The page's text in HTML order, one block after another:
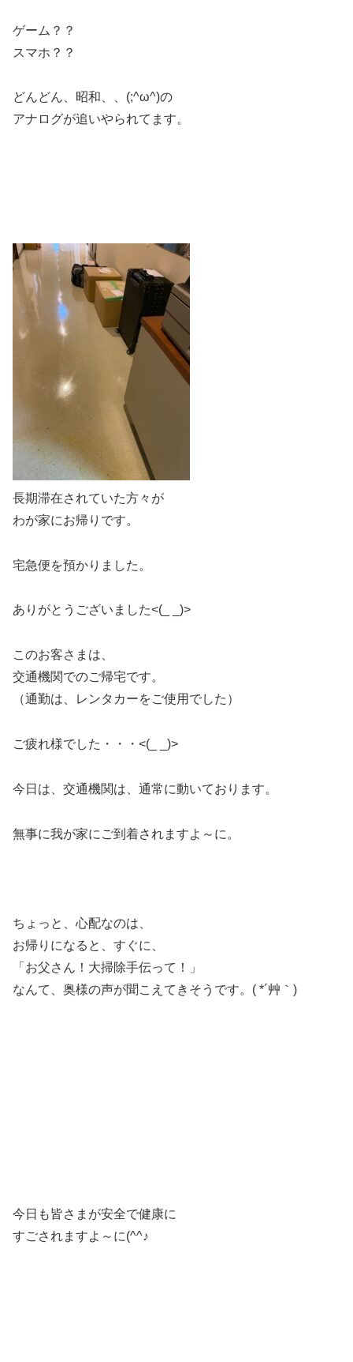
ゲーム？？
スマホ？？
どんどん、昭和、、(;^ω^)の
アナログが追いやられてます。
長期滞在されていた方々が
わが家にお帰りです。
宅急便を預かりました。
ありがとうございました<(_ _)>
このお客さまは、
交通機関でのご帰宅です。
（通勤は、レンタカーをご使用でした）
ご疲れ様でした・・・<(_ _)>
今日は、交通機関は、通常に動いております。
無事に我が家にご到着されますよ～に。
ちょっと、心配なのは、
お帰りになると、すぐに、
「お父さん！大掃除手伝って！」
なんて、奥様の声が聞こえてきそうです。( *´艸｀)
今日も皆さまが安全で健康に
すごされますよ～に(^^♪